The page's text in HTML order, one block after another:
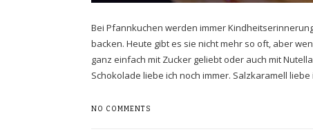
Bei Pfannkuchen werden immer
backen. Heute gibt es sie nicht mehr so oft, aber
ganz einfach mit Zucker geliebt oder auch mit
Schokolade liebe ich noch immer. Salzkaramell
NO COMMENTS